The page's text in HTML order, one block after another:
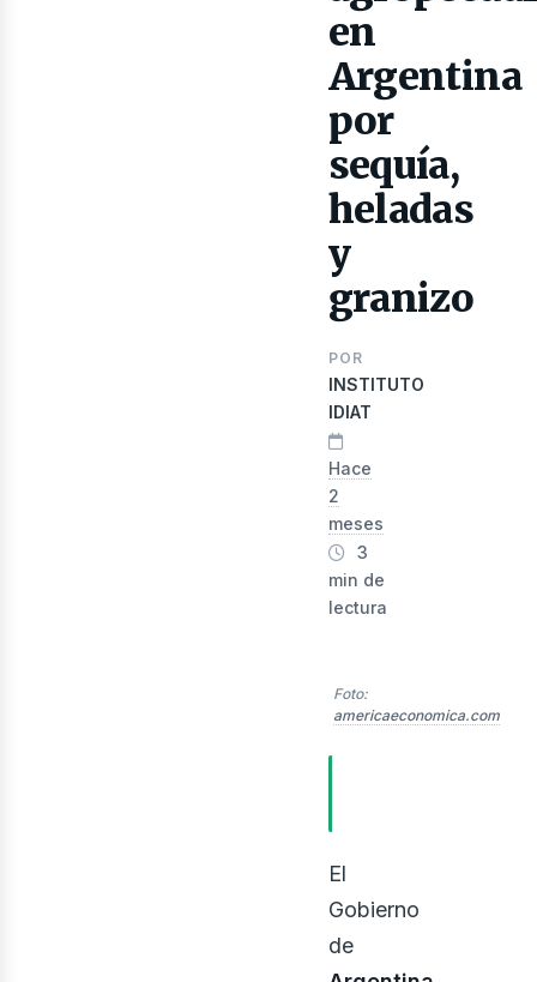
en
Argentina
por
sequía,
heladas
y
granizo
POR
INSTITUTO
IDIAT
Hace
2
meses
3
min de
lectura
Foto:
americaeconomica.com
El
Gobierno
de